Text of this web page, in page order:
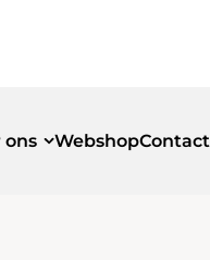
ons WebshopContact